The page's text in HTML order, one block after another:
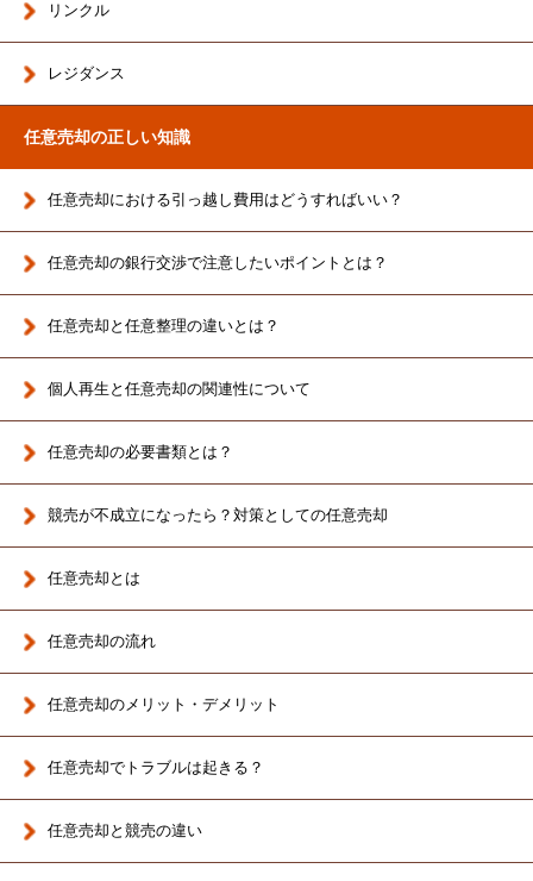
リンクル
レジダンス
任意売却の正しい知識
任意売却における引っ越し費用はどうすればいい？
任意売却の銀行交渉で注意したいポイントとは？
任意売却と任意整理の違いとは？
個人再生と任意売却の関連性について
任意売却の必要書類とは？
競売が不成立になったら？対策としての任意売却
任意売却とは
任意売却の流れ
任意売却のメリット・デメリット
任意売却でトラブルは起きる？
任意売却と競売の違い